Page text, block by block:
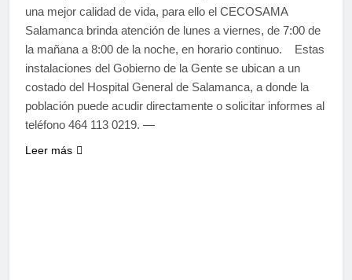
una mejor calidad de vida, para ello el CECOSAMA
Salamanca brinda atención de lunes a viernes, de 7:00 de
la mañana a 8:00 de la noche, en horario continuo. Estas
instalaciones del Gobierno de la Gente se ubican a un
costado del Hospital General de Salamanca, a donde la
población puede acudir directamente o solicitar informes al
teléfono 464 113 0219. —
Leer más